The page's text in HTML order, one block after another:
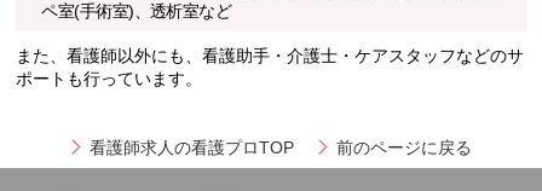
ペ室(手術室)、透析室など
また、看護師以外にも、看護助手・介護士・ケアスタッフなどのサ
ポートも行っています。
看護師求人の看護プロTOP 前のページに戻る